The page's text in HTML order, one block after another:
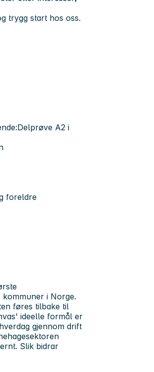
trygg start hos oss.
A2 i
foreldre
kommuner i Norge.
føres tilbake til
ideelle formål er
gjennom drift
Slik bidrar